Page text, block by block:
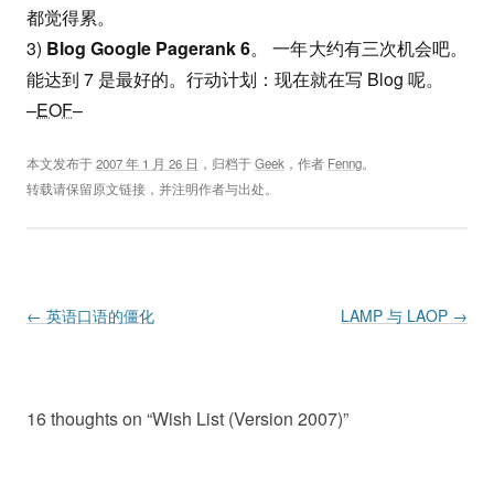
都觉得累。
3) Blog Google Pagerank 6。 一年大约有三次机会吧。
能达到 7 是最好的。行动计划：现在就在写 Blog 呢。
–EOF–
本文发布于2007 年 1 月 26 日 ，归档于Geek ，作者 Fenng。
转载请保留原文链接，并注明作者与出处。
Post navigation
← 英语口语的僵化 LAMP 与 LAOP →
16 thoughts on “Wish List (Version 2007)”